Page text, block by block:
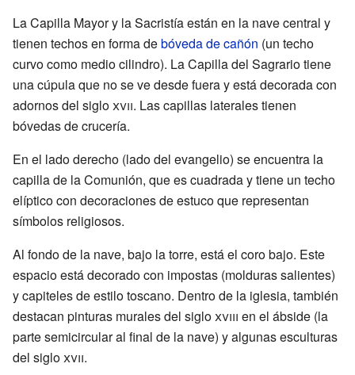
La Capilla Mayor y la Sacristía están en la nave central y
tienen techos en forma debóveda de cañón (un techo
curvo como medio cilindro). La Capilla del Sagrario tiene
una cúpula que no se ve desde fuera y está decorada con
adornos del sigloxvii. Las capillas laterales tienen
bóvedas de crucería.
En el lado derecho (lado del evangelio) se encuentra la
capilla de la Comunión, que es cuadrada y tiene un techo
elíptico con decoraciones de estuco que representan
símbolos religiosos.
Al fondo de la nave, bajo la torre, está el coro bajo. Este
espacio está decorado con impostas (molduras salientes)
y capiteles de estilo toscano. Dentro de la iglesia, también
destacan pinturas murales del sigloxviii en el ábside (la
parte semicircular al final de la nave) y algunas esculturas
del sigloxvii.